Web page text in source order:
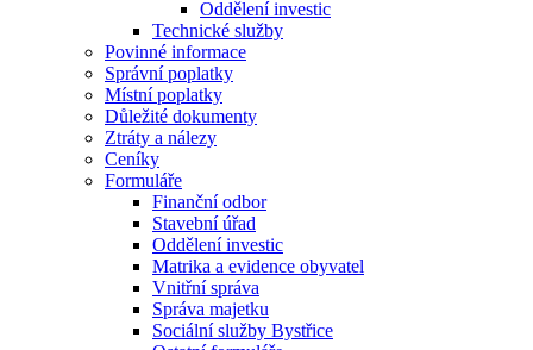
Oddělení investic
Technické služby
Povinné informace
Správní poplatky
Místní poplatky
Důležité dokumenty
Ztráty a nálezy
Ceníky
Formuláře
Finanční odbor
Stavební úřad
Oddělení investic
Matrika a evidence obyvatel
Vnitřní správa
Správa majetku
Sociální služby Bystřice